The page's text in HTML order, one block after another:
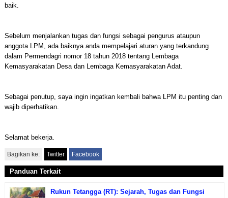
baik.
Sebelum menjalankan tugas dan fungsi sebagai pengurus ataupun
anggota LPM, ada baiknya anda mempelajari aturan yang terkandung
dalam Permendagri nomor 18 tahun 2018 tentang Lembaga
Kemasyarakatan Desa dan Lembaga Kemasyarakatan Adat.
Sebagai penutup, saya ingin ingatkan kembali bahwa LPM itu penting dan
wajib diperhatikan.
Selamat bekerja.
Bagikan ke: Twitter Facebook
Panduan Terkait
Rukun Tetangga (RT): Sejarah, Tugas dan Fungsi